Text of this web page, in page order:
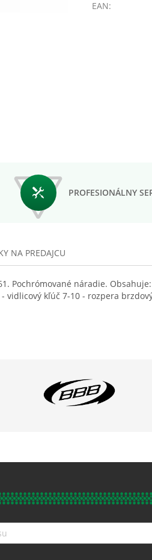
EAN:
PROFESIONÁLNY
náradie.
vidlicový kľúč 7-10 - rozpera
NA PREDAJCU